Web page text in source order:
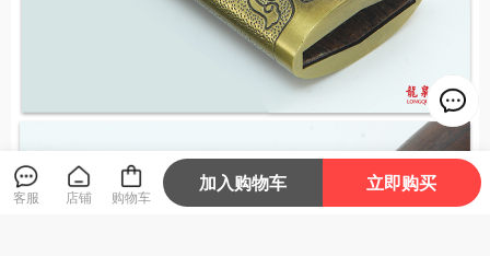
客服 店铺 购物车
加入购物车 立即购买